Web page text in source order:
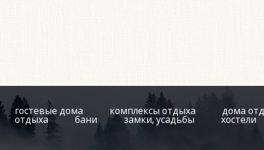
гостевые дома комплексы отдыха дома
отдыха бани замки, усадьбы хостели